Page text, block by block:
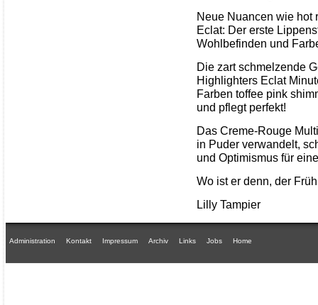
Neue Nuancen wie hot
Eclat: Der erste
Wohlbefinden und
Die zart schmelzende
Highlighters Eclat
Farben toffee pink
und pflegt perfekt!
Das Creme-Rouge
in Puder verwandelt,
und Optimismus für
Wo ist er denn, der
Lilly Tampier
Administration Kontakt Impressum Archiv Links Jobs Home